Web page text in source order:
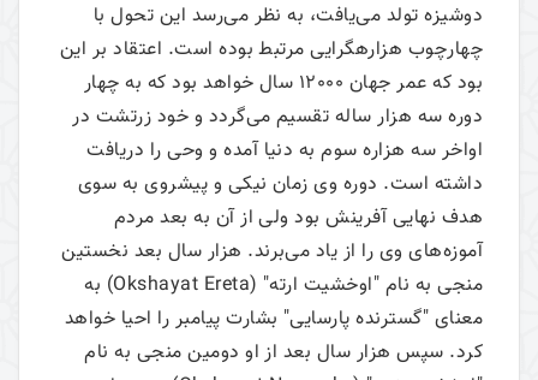
دوشیزه تولد می‌یافت، به نظر می‌رسد این تحول با
چهارچوب هزاره­گرایی مرتبط بوده است. اعتقاد بر این
بود که عمر جهان 12000 سال خواهد بود که به چهار
دوره سه هزار ساله تقسیم می‌گردد و خود زرتشت در
اواخر سه هزاره سوم به دنیا آمده و وحی را دریافت
داشته است. دوره وی زمان نیکی و پیشروی به سوی
هدف نهایی آفرینش بود ولی از آن به بعد مردم
آموزه‌های وی را از یاد می‌برند. هزار سال بعد نخستین
منجی به نام "اوخشیت ارته" (Okshayat Ereta) به
معنای "گسترنده پارسایی" بشارت پیامبر را احیا خواهد
کرد. سپس هزار سال بعد از او دومین منجی به نام